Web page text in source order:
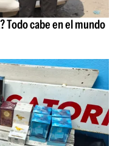
Todo cabe en el mundo